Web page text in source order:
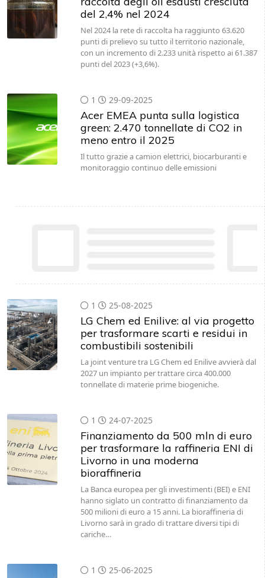
del 2,4% nel 2024
Nel 2024 la rete di raccolta ha raggiunto 63.620
punti di prelievo su tutto il territorio nazionale,
con un incremento di 2.233 unità rispetto ai 61.387
punti del 2023 (+3,6%).
1 29-09-2025
Acer EMEA punta sulla logistica
green: 2.470 tonnellate di CO2 in
meno entro il 2025
Il tutto grazie a camion elettrici, biocarburanti e
monitoraggio continuo delle emissioni
1 25-08-2025
LG Chem ed Enilive: al via progetto
per trasformare scarti e residui in
combustibili sostenibili
La joint venture tra LG Chem ed Enilive avvierà dal
2027 un impianto per trattare circa 400.000
tonnellate di materie prime biogeniche.
1 24-07-2025
Finanziamento da 500 mln di euro
per trasformare la raffineria ENI di
Livorno in una moderna
bioraffineria
La Banca europea per gli investimenti (BEI) e ENI
hanno siglato un contratto di finanziamento da
500 milioni di euro a 15 anni. La bioraffineria di
Livorno sarà in grado di trattare diversi tipi di
cariche…
1 25-06-2025